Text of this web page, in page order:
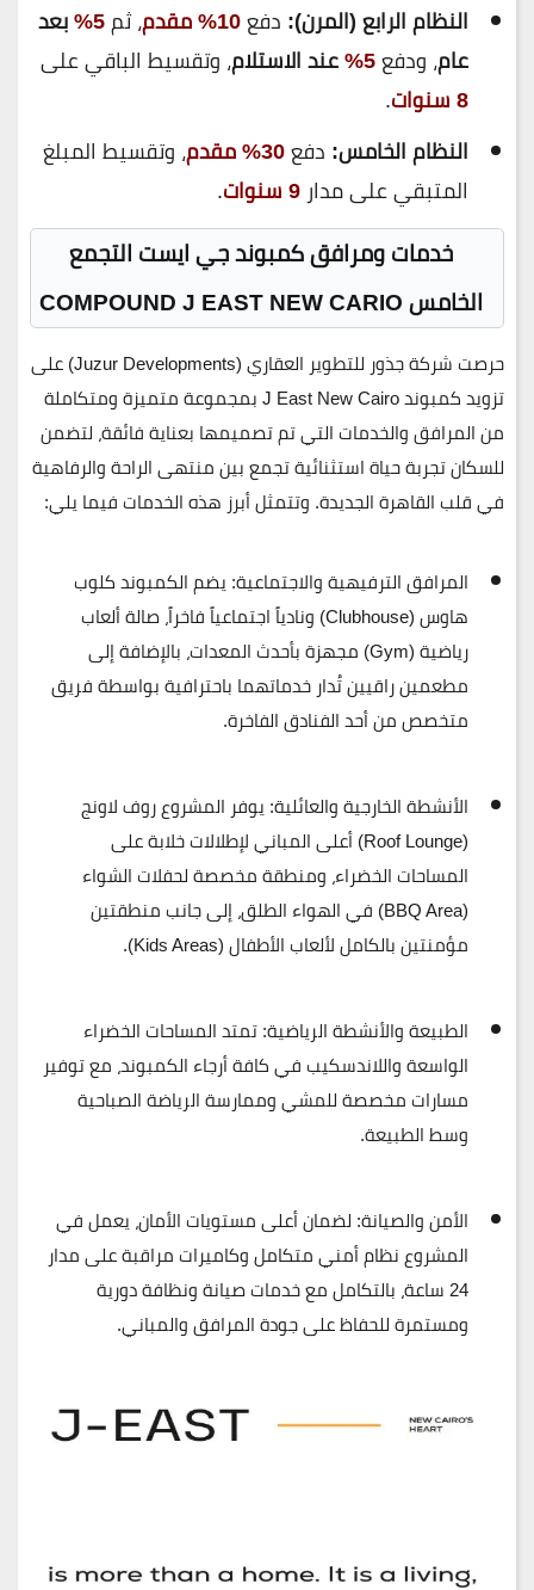
النظام الرابع (المرن): دفع10% مقدم ، ثم5%
بعد
عام، ودفع5% عند الاستلام، وتقسيط الباقي على
8 سنوات
.
النظام الخامس: دفع30% مقدم
، وتقسيط المبلغ
المتبقي على مدار 9 سنوات .
خدمات ومرافق كمبوند جي ايست التجمع
الخامس COMPOUND J EAST NEW CARIO
حرصت شركةجذور للتطوير العقاري (Juzur Developments)
على
تزويد كمبوندJ East New Cairoبمجموعة متميزة ومتكاملة
من المرافق والخدمات التي تم تصميمها بعناية فائقة، لتضمن
للسكان تجربة حياة استثنائية تجمع بين منتهى الراحة والرفاهية
في قلب القاهرة الجديدة. وتتمثل أبرز هذه الخدمات فيما يلي:
المرافق الترفيهية والاجتماعية:يضم الكمبوندكلوب
هاوس (Clubhouse) ونادياً اجتماعياً فاخراً
، صالة ألعاب
رياضية (Gym) مجهزة بأحدث المعدات، بالإضافة إلى
مطعمين راقيينتُدار خدماتهما باحترافية بواسطة فريق
متخصص من أحد الفنادق الفاخرة.
الأنشطة الخارجية والعائلية:يوفر المشروعروف لاونج
(Roof Lounge)
أعلى المباني لإطلالات خلابة على
المساحات الخضراء، ومنطقة مخصصة لحفلات الشواء
(
BBQ Area) في الهواء الطلق، إلى جانب منطقتين
مؤمنتين بالكامل لألعاب الأطفال (Kids Areas
).
الطبيعة والأنشطة الرياضية:تمتد المساحات الخضراء
الواسعة واللاندسكيب في كافة أرجاء الكمبوند، مع توفير
مسارات مخصصة للمشي وممارسة الرياضة الصباحية
وسط الطبيعة.
الأمن والصيانة: لضمان أعلى مستويات الأمان، يعمل في
المشروعنظام أمني متكامل وكاميرات مراقبة على مدار
24 ساعة
، بالتكامل مع خدمات صيانة ونظافة دورية
ومستمرة للحفاظ على جودة المرافق والمباني.